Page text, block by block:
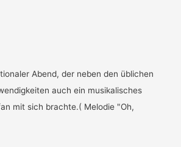
Abend, der neben den üblichen
auch ein musikalisches
mit sich brachte.( Melodie "Oh,